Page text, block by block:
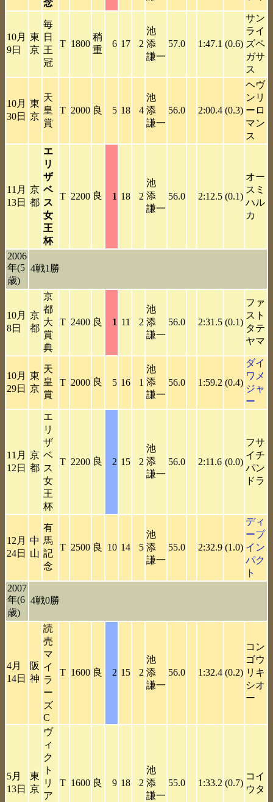
念
10月
9日
東
京
毎
日
王
冠
T 1800
稍
重
6 17 2
池
添
謙一
57.0 1:47.1 (0.6)
サン
ライ
ズペ
ガサ
ス
10月
30日
東
京
天
皇
賞
T 2000 良 5 18 4
池
添
謙一
56.0 2:00.4 (0.3)
ヘヴ
ンリ
ーロ
マン
ス
11月
13日
京
都
エ
リ
ザ
ベ
ス
女
王
杯
T 2200 良 1 18 2
池
添
謙一
56.0 2:12.5 (0.1)
オー
スミ
ハル
カ
2006
年(5
歳)
4戦1勝
10月
8日
京
都
京
都
大
賞
典
T 2400 良 1 11 2
池
添
謙一
56.0 2:31.5 (0.1)
ファ
スト
タテ
ヤマ
10月
29日
東
京
天
皇
賞
T 2000 良 5 16 1
池
添
謙一
56.0 1:59.2 (0.4)
ダイ
ワメ
ジャ
ー
11月
12日
京
都
エ
リ
ザ
ベ
ス
女
王
杯
T 2200 良 2 15 2
池
添
謙一
56.0 2:11.6 (0.0)
フサ
イチ
パン
ドラ
12月
24日
中
山
有
馬
記
念
T 2500 良 10 14 5
池
添
謙一
55.0 2:32.9 (1.0)
ディ
ープ
イン
パク
ト
2007
年(6
歳)
4戦0勝
4月
14日
阪
神
読
売
マ
イ
ラ
ー
ズ
C
T 1600 良 2 15 2
池
添
謙一
56.0 1:32.4 (0.2)
コン
ゴウ
リキ
シオ
ー
5月
13日
東
京
ヴ
ィ
ク
ト
リ
ア
T 1600 良 9 18 2
池
添
謙一
55.0 1:33.2 (0.7)
コイ
ウタ